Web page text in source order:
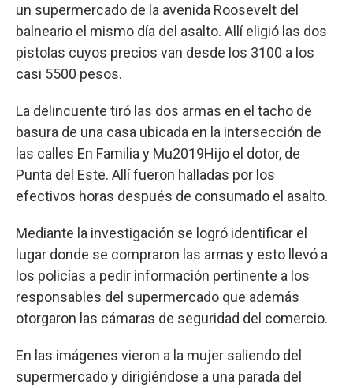
un supermercado de la avenida Roosevelt del
balneario el mismo día del asalto. Allí eligió las dos
pistolas cuyos precios van desde los 3100 a los
casi 5500 pesos.
La delincuente tiró las dos armas en el tacho de
basura de una casa ubicada en la intersección de
las calles En Familia y Mu2019Hijo el dotor, de
Punta del Este. Allí fueron halladas por los
efectivos horas después de consumado el asalto.
Mediante la investigación se logró identificar el
lugar donde se compraron las armas y esto llevó a
los policías a pedir información pertinente a los
responsables del supermercado que además
otorgaron las cámaras de seguridad del comercio.
En las imágenes vieron a la mujer saliendo del
supermercado y dirigiéndose a una parada del